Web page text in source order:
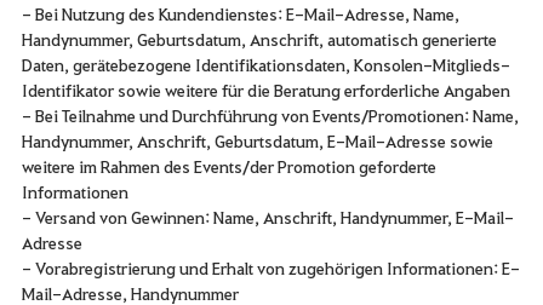
- Bei Nutzung des Kundendienstes: E-Mail-Adresse, Name,
Handynummer, Geburtsdatum, Anschrift, automatisch generierte
Daten, gerätebezogene Identifikationsdaten, Konsolen-Mitglieds-
Identifikator sowie weitere für die Beratung erforderliche Angaben
- Bei Teilnahme und Durchführung von Events/Promotionen: Name,
Handynummer, Anschrift, Geburtsdatum, E-Mail-Adresse sowie
weitere im Rahmen des Events/der Promotion geforderte
Informationen
- Versand von Gewinnen: Name, Anschrift, Handynummer, E-Mail-
Adresse
- Vorabregistrierung und Erhalt von zugehörigen Informationen: E-
Mail-Adresse, Handynummer